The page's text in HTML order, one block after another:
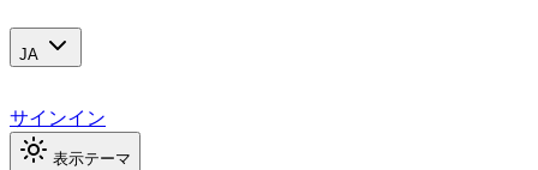
JA
サインイン
表示テーマ